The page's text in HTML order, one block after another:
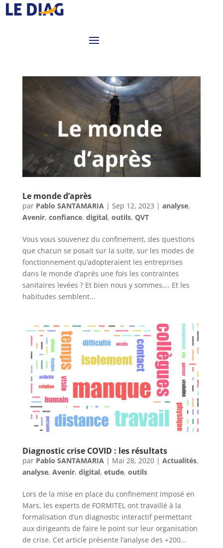
Le monde d’après
par Pablo SANTAMARIA | Sep 12, 2023 | analyse,
Avenir, confiance, digital, outils, QVT
Vous vous souvenez du confinement, des questions
que chacun se posait sur la suite, sur les modes de
fonctionnement qu’adopteraient les entreprises
dans le monde d’après une fois les contraintes
sanitaires levées ? Et bien nous y sommes…. Et les
habitudes semblent...
Diagnostic crise COVID : les résultats
par Pablo SANTAMARIA | Mai 28, 2020| Actualités,
analyse, Avenir, digital, etude, outils
Lors de la mise en place du confinement imposé en
Mars, les experts de FORMITEL ont travaillé à la
formalisation d’un diagnostic interactif permettant
aux dirigeants de faire le point sur leur organisation
de crise. Cet article présente l’analyse des +200...